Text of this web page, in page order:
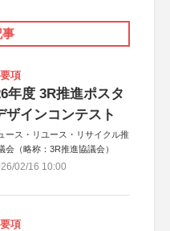
事
項
年度 3R推進ポスタ
ザインコンテスト
ース・リユース・リサイクル推
会（略称：3R推進協議会）
02/16 10:00
項